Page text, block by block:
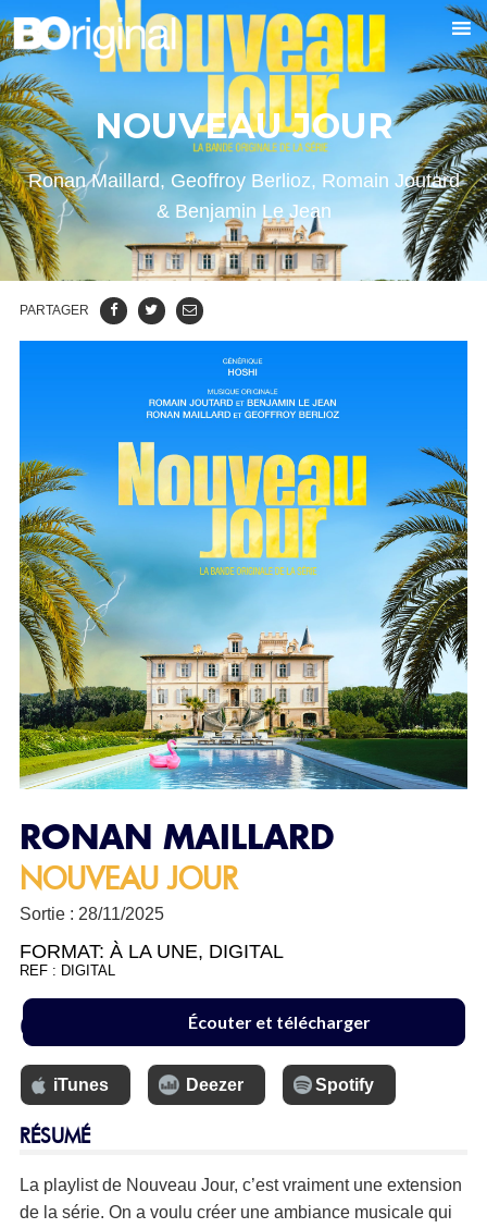
NOUVEAU JOUR
Ronan Maillard, Geoffroy Berlioz, Romain Joutard
& Benjamin Le Jean
PARTAGER
RONAN MAILLARD
NOUVEAU JOUR
Sortie : 28/11/2025
FORMAT: À LA UNE, DIGITAL
REF : DIGITAL
6.99 € Écouter et télécharger
iTunes Deezer Spotify
RÉSUMÉ
La playlist de Nouveau Jour, c’est vraiment une extension
de la série. On a voulu créer une ambiance musicale qui